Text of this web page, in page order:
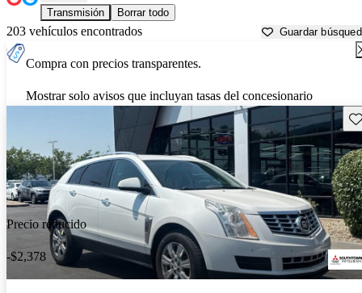
Transmisión Borrar todo
203 vehículos encontrados Guardar
Compra con precios transparentes.
Mostrar solo avisos que incluyan tasas del concesionario
Precio reducido
-$2,378